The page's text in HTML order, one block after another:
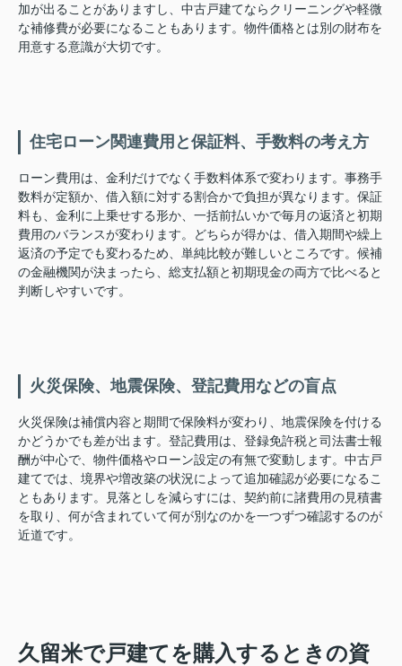
加が出ることがありますし、中古戸建てならクリーニングや軽微
な補修費が必要になることもあります。物件価格とは別の財布を
用意する意識が大切です。
住宅ローン関連費用と保証料、手数料の考え方
ローン費用は、金利だけでなく手数料体系で変わります。事務手
数料が定額か、借入額に対する割合かで負担が異なります。保証
料も、金利に上乗せする形か、一括前払いかで毎月の返済と初期
費用のバランスが変わります。どちらが得かは、借入期間や繰上
返済の予定でも変わるため、単純比較が難しいところです。候補
の金融機関が決まったら、総支払額と初期現金の両方で比べると
判断しやすいです。
火災保険、地震保険、登記費用などの盲点
火災保険は補償内容と期間で保険料が変わり、地震保険を付ける
かどうかでも差が出ます。登記費用は、登録免許税と司法書士報
酬が中心で、物件価格やローン設定の有無で変動します。中古戸
建てでは、境界や増改築の状況によって追加確認が必要になるこ
ともあります。見落としを減らすには、契約前に諸費用の見積書
を取り、何が含まれていて何が別なのかを一つずつ確認するのが
近道です。
久留米で戸建てを購入するときの資